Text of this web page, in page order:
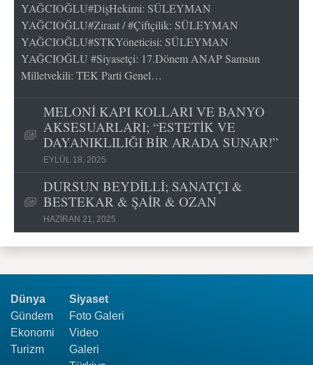
YAĞCIOĞLU#DişHekimi: SÜLEYMAN
YAĞCIOĞLU#Ziraat / #Çiftçilik: SÜLEYMAN
YAĞCIOĞLU#STKYöneticisi: SÜLEYMAN
YAĞCIOĞLU #Siyasetçi: 17.Dönem ANAP Samsun
Milletvekili: TEK Parti Genel…
MELONİ KAPI KOLLARI VE BANYO
AKSESUARLARI; “ESTETİK VE
DAYANIKLILIĞI BİR ARADA SUNAR!”
EYLÜL 18, 2025
DURSUN BEYDİLLİ; SANATÇI &
BESTEKAR & ŞAİR & OZAN
HAZIRAN 21, 2025
Dünya
Gündem
Ekonomi
Turizm
Siyaset
Foto Galeri
Video
Galeri